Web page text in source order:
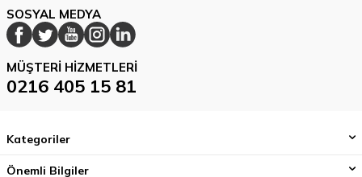
SOSYAL MEDYA
MÜŞTERI HIZMETLERI
0216 405 15 81
Kategoriler
Önemli Bilgiler